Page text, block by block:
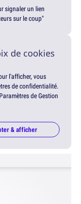
signaler un lien
sur le coup"
de cookies
l'afficher, vous
de confidentialité.
de Gestion
& afficher